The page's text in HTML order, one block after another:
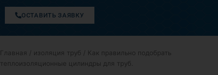
ОСТАВИТЬ ЗАЯВКУ
Главная / изоляция труб / Как правильно подобрать
теплоизоляционные цилиндры для труб.